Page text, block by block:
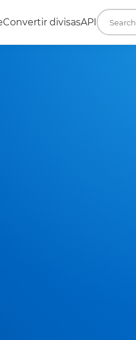
Convertir divisasAPI